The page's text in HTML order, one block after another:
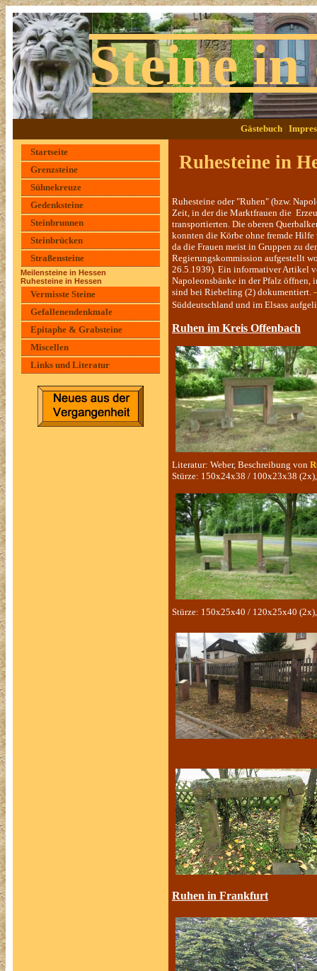
Steine
Gästebuch |
Startseite
Grenzsteine
Sühnekreuze
Gedenksteine
Steinbrunnen
Steinbrücken
Straßensteine
Meilensteine in Hessen
Ruhesteine in Hessen
Vermisste Steine
Gefallenendenkmale
Epitaphe & Grabsteine
Miscellen
Links und Literatur
Ruhesteine in
Ruhesteine oder "Ruhen" (bzw.
Zeit, in der die Marktfrauen die
transportierten. Die oberen
konnten die Körbe ohne fremde Hilfe
da die Frauen meist in Gruppen zu
Regierungskommission aufgestellt
26.5.1939). Ein informativer Artikel
Napoleonsbänke in der Pfalz öffnen,
sind bei Riebeling (2) dokumentiert.
Süddeutschland und im Elsass
Ruhen im Kreis Offenbach
Literatur: Weber, Beschreibung von
Stürze: 150x24x38 / 100x23x38
Stürze: 150x25x40 / 120x25x40
Ruhen in Frankfurt